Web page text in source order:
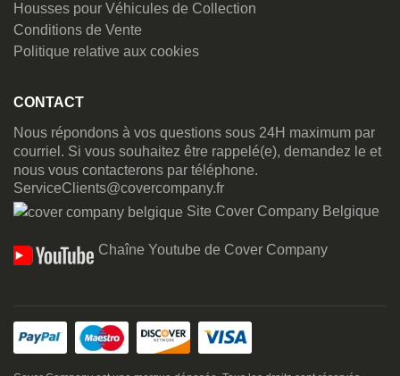
Housses pour Véhicules de Collection
Conditions de Vente
Politique relative aux cookies
CONTACT
Nous répondons à vos questions sous 24H maximum par
courriel. Si vous souhaitez être rappelé(e), demandez le et
nous vous contacterons par téléphone.
ServiceClients@covercompany.fr
Site Cover Company Belgique
Chaîne Youtube de Cover Company